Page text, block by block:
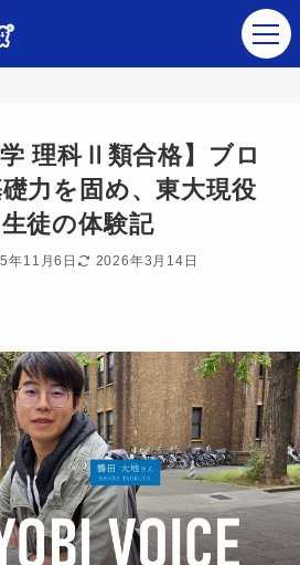
さま
さま
備校 講師陣
学 理科Ⅱ類合格】ブロ
力を固め、東大現役
徒の体験記
年11月6日 2026年3月14日